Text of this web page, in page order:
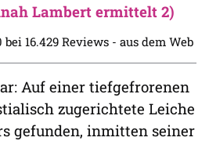
Lambert ermittelt 2)
bei 16.429 Reviews - aus dem Web
Auf einer tiefgefrorenen
zugerichtete Leiche
gefunden, inmitten seiner